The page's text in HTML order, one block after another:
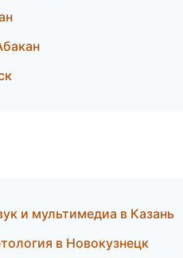
и мультимедиа в Казань
в Новокузнецк